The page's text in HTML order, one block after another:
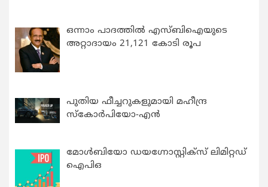
ഒന്നാം പാദത്തിൽ എസ്ബിഐയുടെ
അറ്റാദായം 21,121 കോടി രൂപ
പുതിയ ഫീച്ചറുകളുമായി മഹീന്ദ്ര
സ്കോർപിയോ-എൻ
മോൾബിയോ ഡയഗ്നോസ്റ്റിക്സ് ലിമിറ്റഡ്
ഐപിഒ